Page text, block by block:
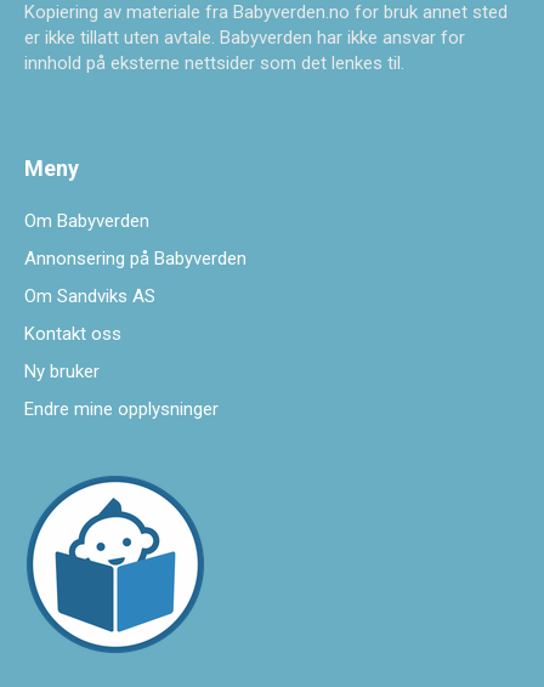
Kopiering av materiale fra Babyverden.no for bruk annet sted
er ikke tillatt uten avtale. Babyverden har ikke ansvar for
innhold på eksterne nettsider som det lenkes til.
Meny
Om Babyverden
Annonsering på Babyverden
Om Sandviks AS
Kontakt oss
Ny bruker
Endre mine opplysninger